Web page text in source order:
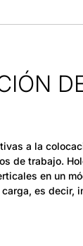
a la
de trabajo.
en un
es decir,